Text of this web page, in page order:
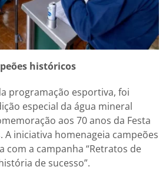
históricos
programação esportiva, foi
especial da água mineral
aos 70 anos da Festa
A iniciativa homenageia campeões
com a campanha “Retratos de
de sucesso”.